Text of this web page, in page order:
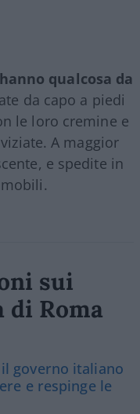
qualcosa da
da capo a piedi
le loro cremine e
A maggior
e spedite in
sui
di Roma
governo italiano
e respinge le